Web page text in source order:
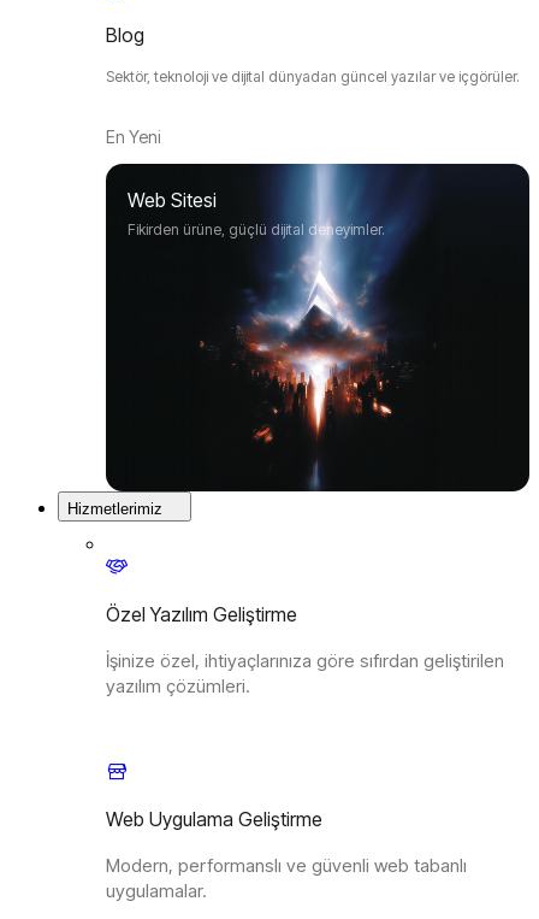
Blog
Sektör, teknoloji ve dijital dünyadan güncel yazılar ve içgörüler.
En Yeni
Web Sitesi
Fikirden ürüne, güçlü dijital deneyimler.
Hizmetlerimiz
Özel Yazılım Geliştirme
İşinize özel, ihtiyaçlarınıza göre sıfırdan geliştirilen
yazılım çözümleri.
Web Uygulama Geliştirme
Modern, performanslı ve güvenli web tabanlı
uygulamalar.